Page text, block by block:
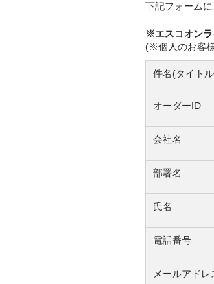
下記フォーム
※エスコオンラ
(※個人のお客
件名(タイト
オーダーID
会社名
部署名
氏名
電話番号
メールアドレ